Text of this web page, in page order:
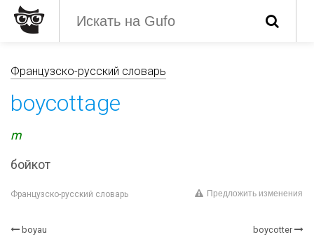
Французско-русский словарь
boycottage
m
бойкот
Французско-русский словарь Предложить изменения
boyau boycotter